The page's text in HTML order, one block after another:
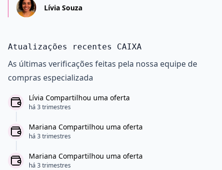
Lívia Souza
Atualizações recentes CAIXA
As últimas verificações feitas pela nossa equipe de
compras especializada
Lívia Compartilhou uma oferta
há 3 trimestres
Mariana Compartilhou uma oferta
há 3 trimestres
Mariana Compartilhou uma oferta
há 3 trimestres